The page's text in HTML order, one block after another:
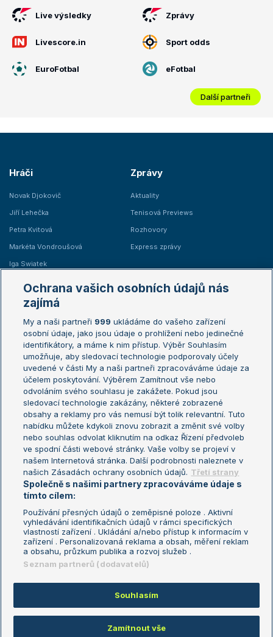
Live výsledky Zprávy
Livescore.in Sport odds
EuroFotbal eFotbal
Další partneři
Hráči
Novak Djokovič
Jiří Lehečka
Petra Kvitová
Markéta Vondroušová
Iga Swiatek
Zprávy
Aktuality
Tenisová Previews
Rozhovory
Express zprávy
Žebříčky
Žebříček ATP (muži)
Žebříček WTA (ženy)
Sázkařský žebříček
Australian Open
French Open
Wimbledon
US Open
Turnaj mistrů
Turnaj mistryň
Aktualní trendy
Fotbalové přestupy
Livesport Daily
LS Prague Open
Podmínky užití
Nastavení soukromí
GDPR a žurnalistika
Reklama
Kontakt
Informace o zpracování osobních
údajů
Copyright © 2008-2026 TenisPortal.cz. Využíváme zpravodajství ČTK.
Ochrana vašich osobních údajů nás
zajímá
My a naši partneři 999 ukládáme do vašeho zařízení
osobní údaje, jako jsou údaje o prohlížení nebo jedinečné
identifikátory, a máme k nim přístup. Výběr Souhlasím
umožňuje, aby sledovací technologie podporovaly účely
uvedené v části My a naši partneři zpracováváme údaje za
účelem poskytování. Výběrem Zamítnout vše nebo
odvoláním svého souhlasu je zakážete. Pokud jsou
sledovací technologie zakázány, některé zobrazené
obsahy a reklamy pro vás nemusí být tolik relevantní. Tuto
nabídku můžete kdykoli znovu zobrazit a změnit své volby
nebo souhlas odvolat kliknutím na odkaz Řízení předvoleb
ve spodní části webové stránky. Vaše volby se projeví v
našem Internetová stránka. Další podrobnosti naleznete v
našich Zásadách ochrany osobních údajů. Třetí strany
Společně s našimi partnery zpracováváme údaje s
tímto cílem:
Používání přesných údajů o zeměpisné poloze . Aktivní
vyhledávání identifikačních údajů v rámci specifických
vlastností zařízení . Ukládání a/nebo přístup k informacím v
zařízení . Personalizovaná reklama a obsah, měření reklam
a obsahu, průzkum publika a rozvoj služeb .
Seznam partnerů (dodavatelů)
Souhlasím
Zamítnout vše